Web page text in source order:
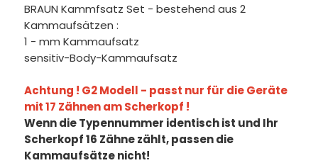
BRAUN Kammfsatz Set - bestehend aus 2
Kammaufsätzen :
1 - mm Kammaufsatz
sensitiv-Body-Kammaufsatz
Achtung ! G2 Modell - passt nur für die Geräte
mit 17 Zähnen am Scherkopf !
Wenn die Typennummer identisch ist und Ihr
Scherkopf 16 Zähne zählt, passen die
Kammaufsätze nicht!